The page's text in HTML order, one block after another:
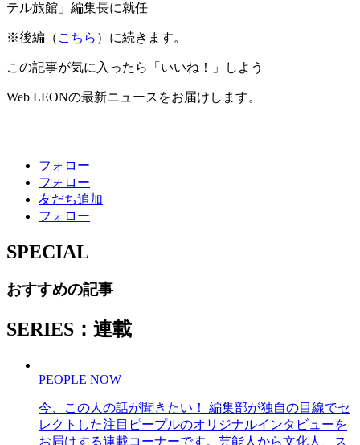
テル旅館」編集長に就任
※後編（ こちら ）に続きます。
この記事が気に入ったら「いいね！」しよう
Web LEONの最新ニュースをお届けします。
フォロー
フォロー
友だち追加
フォロー
SPECIAL
おすすめの記事
SERIES：連載
PEOPLE NOW
今、この人の話が聞きたい！ 編集部が独自の目線でセ
レクトした注目ピープルのオリジナルインタビューを
お届けする連載コーナーです。芸能人から文化人、ス